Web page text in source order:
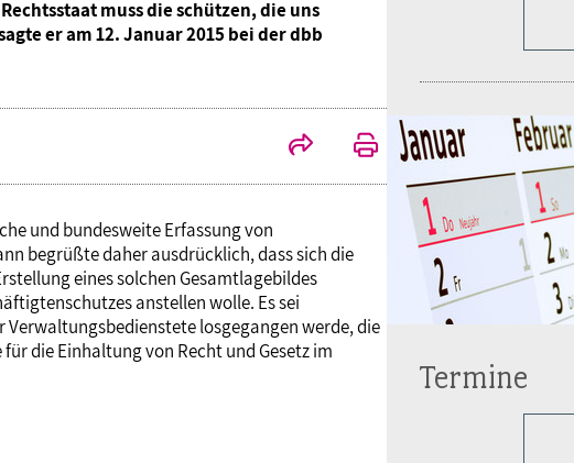
muss die schützen, die uns
er am 12. Januar 2015 bei der dbb
und bundesweite Erfassung von
begrüßte daher ausdrücklich, dass sich die
eines solchen Gesamtlagebildes
anstellen wolle. Es sei
losgegangen werde, die
die Einhaltung von Recht und Gesetz im
Termine